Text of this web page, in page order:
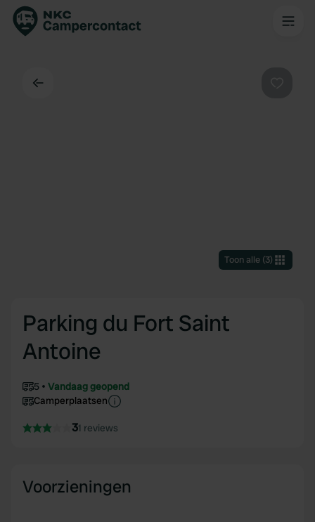
Toon alle(3)
Parking du Fort Saint
Antoine
5
Vandaag geopend
Camperplaatsen
31 reviews
Voorzieningen